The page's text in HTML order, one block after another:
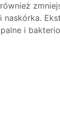
naskórka.
i